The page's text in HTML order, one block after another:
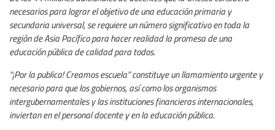
necesarios para lograr el objetivo de una educación primaria y
secundaria universal, se requiere un número significativo en toda la
región de Asia Pacífico para hacer realidad la promesa de una
educación pública de calidad para todos.
“¡Por la publica! Creamos escuela” constituye un llamamiento urgente y
necesario para que los gobiernos, así como los organismos
intergubernamentales y las instituciones financieras internacionales,
inviertan en el personal docente y en la educación pública.